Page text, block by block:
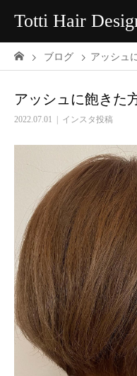
Totti Hair
ブログ アッシュ
アッシュに飽きた
2022.07.01 インスタ投稿